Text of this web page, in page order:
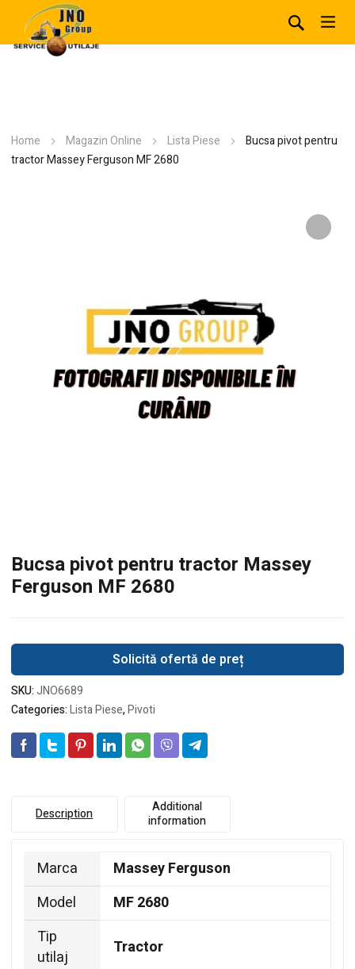
Home Magazin Online Lista Piese
Bucsa pivot pentru
tractor Massey Ferguson MF 2680
Bucsa pivot pentru tractor Massey
Ferguson MF 2680
Solicită ofertă de preț
SKU:JNO6689
Categories:Lista Piese,Pivoti
Description
Additional
information
Marca
Massey Ferguson
Model
MF 2680
Tip
utilaj
Tractor